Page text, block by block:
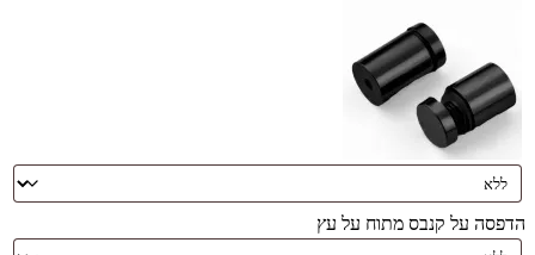
הדפסה על קנבס מתוח על עץ